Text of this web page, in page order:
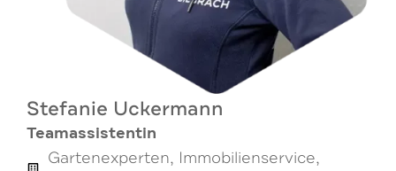
Stefanie Uckermann
Teamassistentin
Gartenexperten, Immobilienservice,